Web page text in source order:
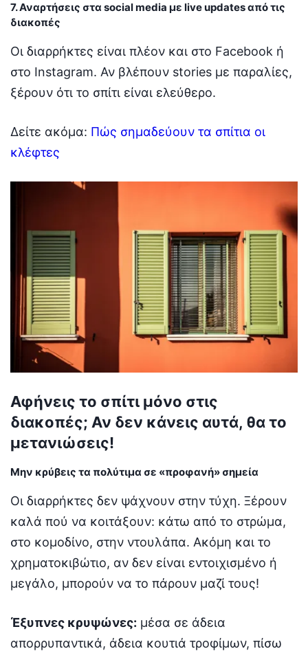
7. Αναρτήσεις στα social media με live updates από τις
διακοπές
Οι διαρρήκτες είναι πλέον και στο Facebook ή
στο Instagram. Αν βλέπουν stories με παραλίες,
ξέρουν ότι το σπίτι είναι ελεύθερο.
Δείτε ακόμα: Πώς σημαδεύουν τα σπίτια οι
κλέφτες
Αφήνεις το σπίτι μόνο στις
διακοπές; Αν δεν κάνεις αυτά, θα το
μετανιώσεις!
Μην κρύβεις τα πολύτιμα σε «προφανή» σημεία
Οι διαρρήκτες δεν ψάχνουν στην τύχη. Ξέρουν
καλά πού να κοιτάξουν: κάτω από το στρώμα,
στο κομοδίνο, στην ντουλάπα. Ακόμη και το
χρηματοκιβώτιο, αν δεν είναι εντοιχισμένο ή
μεγάλο, μπορούν να το πάρουν μαζί τους!
Έξυπνες κρυψώνες: μέσα σε άδεια
απορρυπαντικά, άδεια κουτιά τροφίμων, πίσω